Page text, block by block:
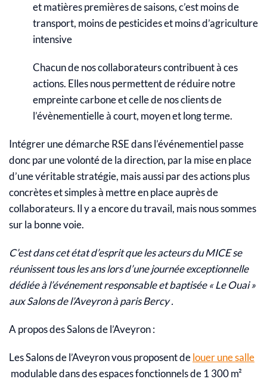
et matières premières de saisons, c’est moins de
transport, moins de pesticides et moins d’agriculture
intensive
Chacun de nos collaborateurs contribuent à ces
actions. Elles nous permettent de réduire notre
empreinte carbone et celle de nos clients de
l’évènementielle à court, moyen et long terme.
Intégrer une démarche RSE dans l’événementiel passe
donc par une volonté de la direction, par la mise en place
d’une véritable stratégie, mais aussi par des actions plus
concrètes et simples à mettre en place auprès de
collaborateurs. Il y a encore du travail, mais nous sommes
sur la bonne voie.
C’est dans cet état d’esprit que les acteurs du MICE se
réunissent tous les ans lors d’une journée exceptionnelle
dédiée à l’événement responsable et baptisée « Le Ouai »
aux Salons de l’Aveyron à paris Bercy .
A propos des Salons de l’Aveyron :
Les Salons de l’Aveyron vous proposent delouer une salle
modulable dans des espaces fonctionnels de 1 300 m²